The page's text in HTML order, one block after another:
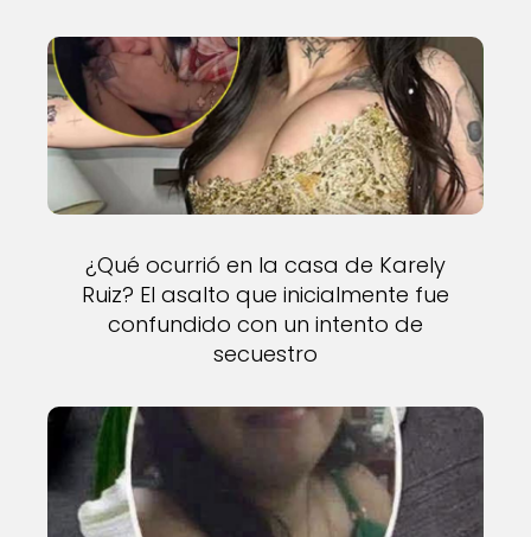
¿Qué ocurrió en la casa de Karely
Ruiz? El asalto que inicialmente fue
confundido con un intento de
secuestro